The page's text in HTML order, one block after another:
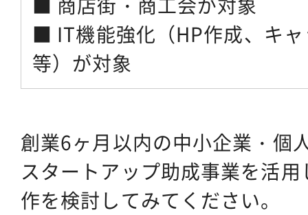
■ IT機能強化（HP作成、キ
等）が対象
創業6ヶ月以内の中小企業・個
スタートアップ助成事業を活
作を検討してみてください。